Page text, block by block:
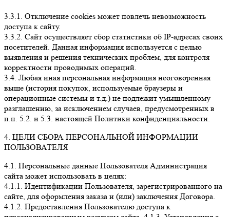
3.3.1. Отключение cookies может повлечь невозможность
доступа к сайту.
3.3.2. Сайт осуществляет сбор статистики об IP-адресах своих
посетителей. Данная информация используется с целью
выявления и решения технических проблем, для контроля
корректности проводимых операций.
3.4. Любая иная персональная информация неоговоренная
выше (история покупок, используемые браузеры и
операционные системы и т.д.) не подлежит умышленному
разглашению, за исключением случаев, предусмотренных в
п.п. 5.2. и 5.3. настоящей Политики конфиденциальности.
4. ЦЕЛИ СБОРА ПЕРСОНАЛЬНОЙ ИНФОРМАЦИИ
ПОЛЬЗОВАТЕЛЯ
4.1. Персональные данные Пользователя Администрация
сайта может использовать в целях:
4.1.1. Идентификации Пользователя, зарегистрированного на
сайте, для оформления заказа и (или) заключения Договора.
4.1.2. Предоставления Пользователю доступа к